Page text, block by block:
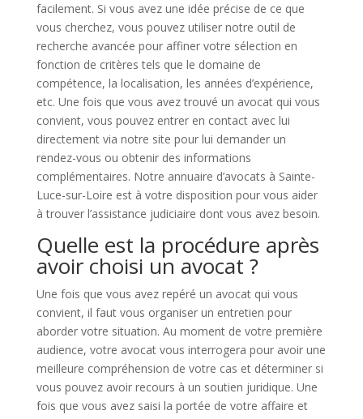
facilement. Si vous avez une idée précise de ce que
vous cherchez, vous pouvez utiliser notre outil de
recherche avancée pour affiner votre sélection en
fonction de critères tels que le domaine de
compétence, la localisation, les années d’expérience,
etc. Une fois que vous avez trouvé un avocat qui vous
convient, vous pouvez entrer en contact avec lui
directement via notre site pour lui demander un
rendez-vous ou obtenir des informations
complémentaires. Notre annuaire d’avocats à Sainte-
Luce-sur-Loire est à votre disposition pour vous aider
à trouver l’assistance judiciaire dont vous avez besoin.
Quelle est la procédure après
avoir choisi un avocat ?
Une fois que vous avez repéré un avocat qui vous
convient, il faut vous organiser un entretien pour
aborder votre situation. Au moment de votre première
audience, votre avocat vous interrogera pour avoir une
meilleure compréhension de votre cas et déterminer si
vous pouvez avoir recours à un soutien juridique. Une
fois que vous avez saisi la portée de votre affaire et